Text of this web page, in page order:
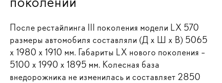
После рестайлинга III поколения модели LX 570
размеры автомобиля составляли (Д х Ш х В) 5065
х 1980 х 1910 мм. Габариты LX нового поколения –
5100 х 1990 х 1895 мм. Колесная база
внедорожника не изменилась и составляет 2850